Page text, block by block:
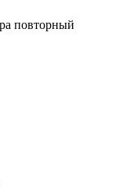
повторный